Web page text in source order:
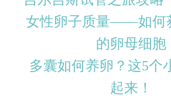
女性卵子质量——如何
的卵母细胞
多囊如何养卵？这5个
起来！